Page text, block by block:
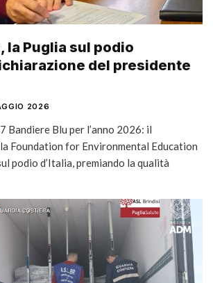
la Puglia sul podio
del presidente
2026
Bandiere Blu per l’anno 2026: il
Foundation for Environmental Education
podio d’Italia, premiando la qualità